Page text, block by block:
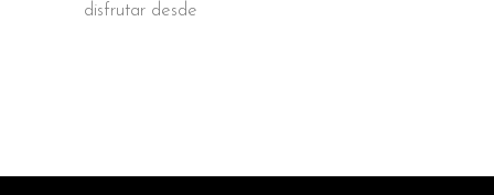
disfrutar desde